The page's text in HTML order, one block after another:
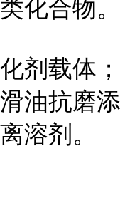
化合物。
剂载体；
油抗磨添
溶剂。